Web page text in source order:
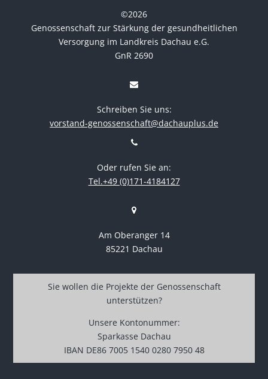
©2026
Genossenschaft zur Stärkung der gesundheitlichen
Versorgung im Landkreis Dachau e.G.
GnR 2690
Schreiben Sie uns:
vorstand-genossenschaft@dachauplus.de
Oder rufen Sie an:
Tel.+49 (0)171-4184127
Am Oberanger 14
85221 Dachau
Sie wollen die Projekte der Genossenschaft
unterstützen?
Unsere Kontonummer:
Sparkasse Dachau
IBAN DE86 7005 1540 0280 7950 48